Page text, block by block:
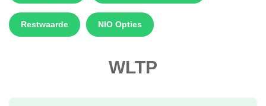
Restwaarde NIO Opties
WLTP